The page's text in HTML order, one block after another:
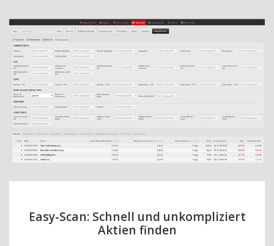
Easy-Scan: Schnell und unkompliziert
Aktien finden